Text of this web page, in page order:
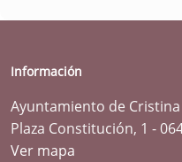
Información
Ayuntamiento de Cristina
Plaza Constitución, 1 -
Ver mapa